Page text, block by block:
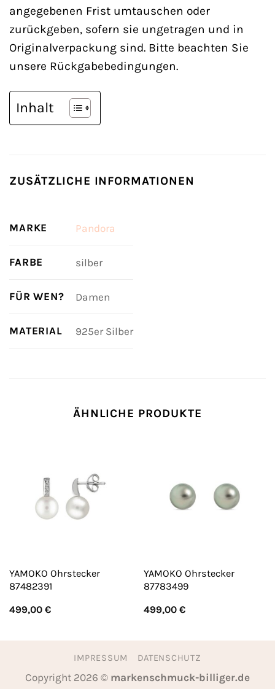
angegebenen Frist umtauschen oder
zurückgeben, sofern sie ungetragen und in
Originalverpackung sind. Bitte beachten Sie
unsere Rückgabebedingungen.
Inhalt
ZUSÄTZLICHE INFORMATIONEN
MARKE Pandora
FARBE silber
FÜR WEN? Damen
MATERIAL 925er Silber
ÄHNLICHE PRODUKTE
YAMOKO Ohrstecker
87482391
499,00 €
YAMOKO Ohrstecker
87783499
499,00 €
IMPRESSUM DATENSCHUTZ
Copyright 2026 © markenschmuck-billiger.de